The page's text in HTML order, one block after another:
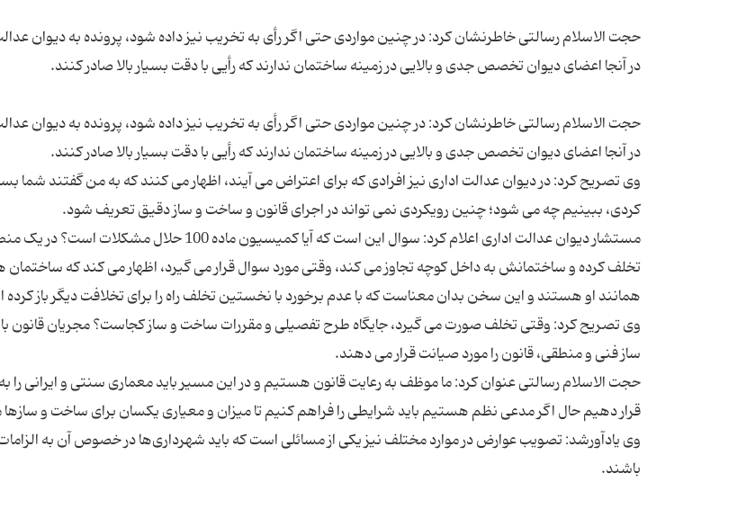
حجت الاسلام رسالتی خاطرنشان کرد: در چنین مواردی حتی اگر رأی به تخریب نیز داده شود، پرونده به دیوان
حجت الاسلام رسالتی خاطرنشان کرد: در چنین مواردی حتی اگر رأی به تخریب نیز داده شود، پرونده به دیوان
وی تصریح کرد: در دیوان عدالت اداری نیز افرادی که برای اعتراض می آیند، اظهار می کنند که به من گفتند شما
مستشار دیوان عدالت اداری اعلام کرد: سوال این است که آیا کمیسیون ماده 100
تخلف کرده و ساختمانش به داخل کوچه تجاوز می کند، وقتی مورد سوال قرار می گیرد، اظهار می کند که
وی تصریح کرد: وقتی تخلف صورت می گیرد، جایگاه طرح تفصیلی و مقررات ساخت و ساز کجاست؟ مجریان قانون
حجت الاسلام رسالتی عنوان کرد: ما موظف به رعایت قانون هستیم و در این مسیر باید معماری سنتی و ایرانی را
قرار دهیم حال اگر مدعی نظم هستیم باید شرایطی را فراهم کنیم تا میزان و معیاری یکسان برای ساخت و سازها
وی یادآورشد: تصویب عوارض در موارد مختلف نیز یکی از مسائلی است که باید شهرداری‌ها در خصوص آن به الزامات